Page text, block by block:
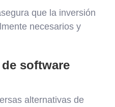
que la inversión
necesarios y
software
alternativas de